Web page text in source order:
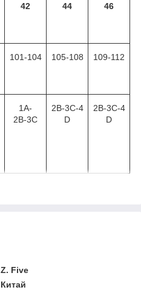
42 44 46
101-104 105-108 109-112
1A-
2В-3С
2В-3С-4
D
2В-3С-4
D
Z. Five
Китай